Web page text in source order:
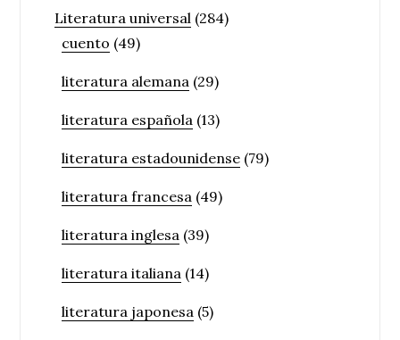
Literatura universal (284)
cuento (49)
literatura alemana (29)
literatura española (13)
literatura estadounidense (79)
literatura francesa (49)
literatura inglesa (39)
literatura italiana (14)
literatura japonesa (5)